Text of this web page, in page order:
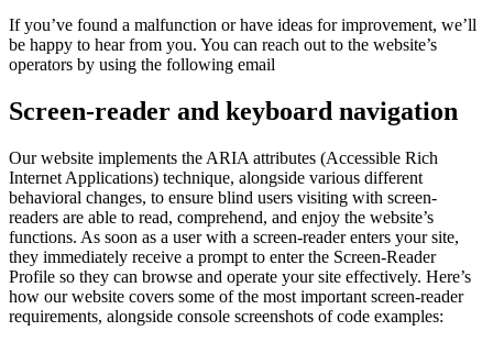
If you’ve found a malfunction or have ideas for improvement, we’ll
be happy to hear from you. You can reach out to the website’s
operators by using the following email
Screen-reader and keyboard navigation
Our website implements the ARIA attributes (Accessible Rich
Internet Applications) technique, alongside various different
behavioral changes, to ensure blind users visiting with screen-
readers are able to read, comprehend, and enjoy the website’s
functions. As soon as a user with a screen-reader enters your site,
they immediately receive a prompt to enter the Screen-Reader
Profile so they can browse and operate your site effectively. Here’s
how our website covers some of the most important screen-reader
requirements, alongside console screenshots of code examples: